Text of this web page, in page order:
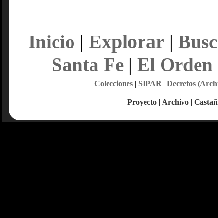
Inicio | Explorar |
Santa Fe| El Orden
Colecciones| SIPAR | Decretos
Proyecto | Archivo |